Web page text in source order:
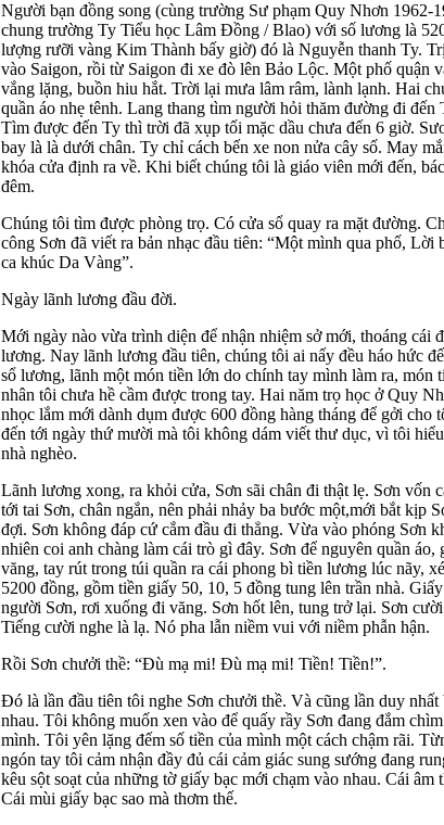
Người bạn đồng song (cùng trường Sư phạm Quy Nhơn 1962-
chung trường Ty Tiểu học Lâm Đồng / Blao) với số lương là
lượng rưỡi vàng Kim Thành bấy giờ) đó là Nguyễn thanh Ty.
vào Saigon, rồi từ Saigon đi xe đò lên Bảo Lộc. Một phố quận
vắng lặng, buồn hiu hắt. Trời lại mưa lâm râm, lành lạnh. Hai
quần áo nhẹ tênh. Lang thang tìm người hỏi thăm đường đi
Tìm được đến Ty thì trời đã xụp tối mặc dầu chưa đến 6 giờ.
bay là là dưới chân. Ty chỉ cách bến xe non nửa cây số. May
khóa cửa định ra về. Khi biết chúng tôi là giáo viên mới đến,
đêm.
Chúng tôi tìm được phòng trọ. Có cửa sổ quay ra mặt đường.
công Sơn đã viết ra bản nhạc đầu tiên: “Một mình qua phố, Lời
ca khúc Da Vàng”.
Ngày lãnh lương đầu đời.
Mới ngày nào vừa trình diện để nhận nhiệm sở mới, thoáng cái
lương. Nay lãnh lương đầu tiên, chúng tôi ai nấy đều háo hức
sổ lương, lãnh một món tiền lớn do chính tay mình làm ra, món
nhân tôi chưa hề cầm được trong tay. Hai năm trọ học ở Quy
nhọc lắm mới dành dụm được 600 đồng hàng tháng để gởi cho
đến tới ngày thứ mười mà tôi không dám viết thư dục, vì tôi
nhà nghèo.
Lãnh lương xong, ra khỏi cửa, Sơn sãi chân đi thật lẹ. Sơn vốn
tới tai Sơn, chân ngắn, nên phải nhảy ba bước một,mới bắt kịp
đợi. Sơn không đáp cứ cắm đầu đi thẳng. Vừa vào phóng Sơn
nhiên coi anh chàng làm cái trò gì đây. Sơn để nguyên quần
văng, tay rút trong túi quần ra cái phong bì tiền lương lúc nãy,
5200 đồng, gồm tiền giấy 50, 10, 5 đồng tung lên trần nhà.
người Sơn, rơi xuống đi văng. Sơn hốt lên, tung trở lại. Sơn cười
Tiếng cười nghe là lạ. Nó pha lẫn niềm vui với niềm phẫn hận.
Rồi Sơn chưởi thề: “Đù mạ mi! Đù mạ mi! Tiền! Tiền!”.
Đó là lần đầu tiên tôi nghe Sơn chưởi thề. Và cũng lần duy nhất
nhau. Tôi không muốn xen vào để quấy rầy Sơn đang đắm
mình. Tôi yên lặng đếm số tiền của mình một cách chậm rãi.
ngón tay tôi cảm nhận đầy đủ cái cảm giác sung sướng đang
kêu sột soạt của những tờ giấy bạc mới chạm vào nhau. Cái âm
Cái mùi giấy bạc sao mà thơm thế.